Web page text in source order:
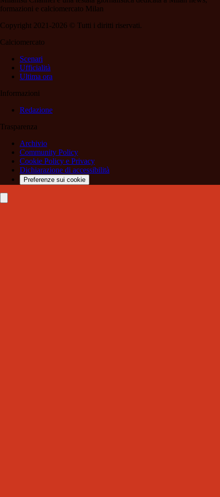
formazioni e calciomercato Milan
Copyright 2021-2026 © Tutti i diritti riservati.
Calciomercato
Scenari
Ufficialità
Ultima ora
Informazioni
Redazione
Trasparenza
Archivio
Community Policy
Cookie Policy e Privacy
Dichiarazione di accessibilità
Preferenze sui cookie